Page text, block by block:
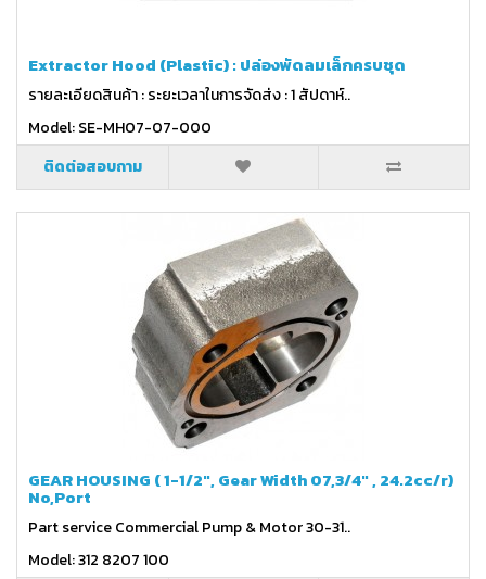
Extractor Hood (Plastic) : ปล่องพัดลมเล็กครบชุด
รายละเอียดสินค้า : ระยะเวลาในการจัดส่ง : 1 สัปดาห์..
Model: SE-MH07-07-000
ติดต่อสอบถาม
GEAR HOUSING ( 1-1/2", Gear Width 07,3/4" , 24.2cc/r)
No,Port
Part service Commercial Pump & Motor 30-31..
Model: 312 8207 100